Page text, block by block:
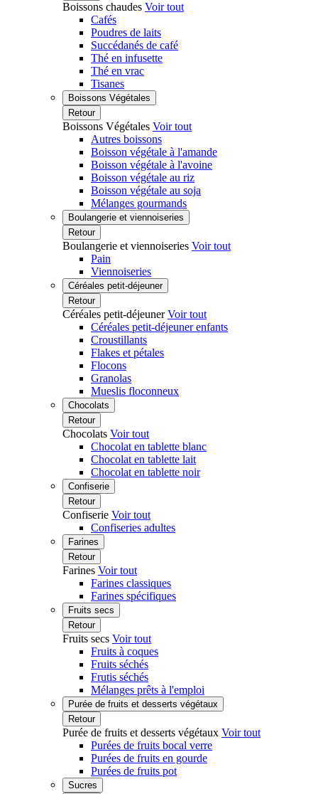
Boissons chaudes Voir tout
Cafés
Poudres de laits
Succédanés de café
Thé en infusette
Thé en vrac
Tisanes
Boissons Végétales
Retour
Boissons Végétales Voir tout
Autres boissons
Boisson végétale à l'amande
Boisson végétale à l'avoine
Boisson végétale au riz
Boisson végétale au soja
Mélanges gourmands
Boulangerie et viennoiseries
Retour
Boulangerie et viennoiseries Voir tout
Pain
Viennoiseries
Céréales petit-déjeuner
Retour
Céréales petit-déjeunerVoir tout
Céréales petit-déjeuner enfants
Croustillants
Flakes et pétales
Flocons
Granolas
Mueslis floconneux
Chocolats
Retour
Chocolats Voir tout
Chocolat en tablette blanc
Chocolat en tablette lait
Chocolat en tablette noir
Confiserie
Retour
Confiserie Voir tout
Confiseries adultes
Farines
Retour
Farines Voir tout
Farines classiques
Farines spécifiques
Fruits secs
Retour
Fruits secs Voir tout
Fruits à coques
Fruits séchés
Frutis séchés
Mélanges prêts à l'emploi
Purée de fruits et desserts végétaux
Retour
Purée de fruits et desserts végétaux Voir tout
Purées de fruits bocal verre
Purées de fruits en gourde
Purées de fruits pot
Sucres